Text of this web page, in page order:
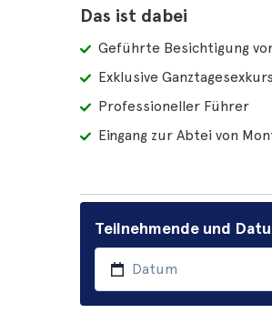
Das ist dabei
Geführte Besichtigung
Exklusive
Professioneller Führer
Eingang zur Abtei von
Teilnehmende und